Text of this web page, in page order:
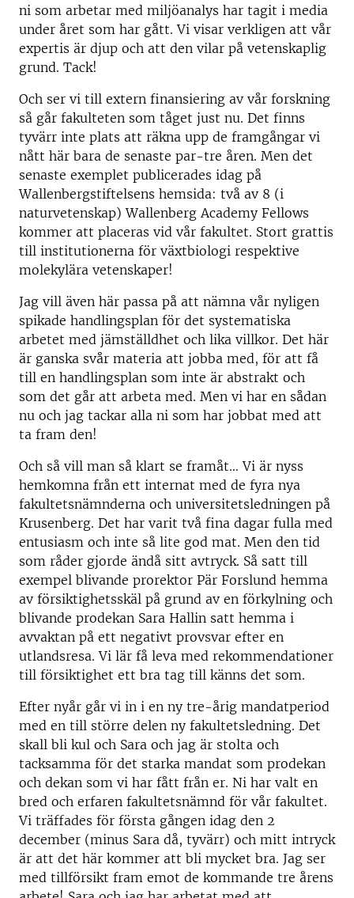
ni som arbetar med miljöanalys har tagit i media
under året som har gått. Vi visar verkligen att vår
expertis är djup och att den vilar på vetenskaplig
grund. Tack!
Och ser vi till extern finansiering av vår forskning
så går fakulteten som tåget just nu. Det finns
tyvärr inte plats att räkna upp de framgångar vi
nått här bara de senaste par-tre åren. Men det
senaste exemplet publicerades idag på
Wallenbergstiftelsens hemsida: två av 8 (i
naturvetenskap) Wallenberg Academy Fellows
kommer att placeras vid vår fakultet. Stort grattis
till institutionerna för växtbiologi respektive
molekylära vetenskaper!
Jag vill även här passa på att nämna vår nyligen
spikade handlingsplan för det systematiska
arbetet med jämställdhet och lika villkor. Det här
är ganska svår materia att jobba med, för att få
till en handlingsplan som inte är abstrakt och
som det går att arbeta med. Men vi har en sådan
nu och jag tackar alla ni som har jobbat med att
ta fram den!
Och så vill man så klart se framåt… Vi är nyss
hemkomna från ett internat med de fyra nya
fakultetsnämnderna och universitetsledningen på
Krusenberg. Det har varit två fina dagar fulla med
entusiasm och inte så lite god mat. Men den tid
som råder gjorde ändå sitt avtryck. Så satt till
exempel blivande prorektor Pär Forslund hemma
av försiktighetsskäl på grund av en förkylning och
blivande prodekan Sara Hallin satt hemma i
avvaktan på ett negativt provsvar efter en
utlandsresa. Vi lär få leva med rekommendationer
till försiktighet ett bra tag till känns det som.
Efter nyår går vi in i en ny tre-årig mandatperiod
med en till större delen ny fakultetsledning. Det
skall bli kul och Sara och jag är stolta och
tacksamma för det starka mandat som prodekan
och dekan som vi har fått från er. Ni har valt en
bred och erfaren fakultetsnämnd för vår fakultet.
Vi träffades för första gången idag den 2
december (minus Sara då, tyvärr) och mitt intryck
är att det här kommer att bli mycket bra. Jag ser
med tillförsikt fram emot de kommande tre årens